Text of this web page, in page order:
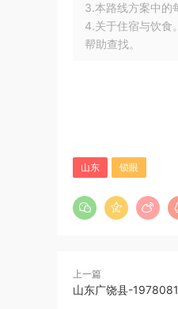
3.本路线方案中的
4.关于住宿与饮食
帮助查找。
山东 锁眼
上一篇
山东广饶县-